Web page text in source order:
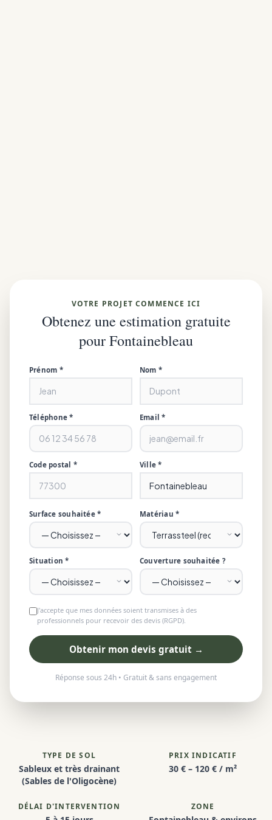
VOTRE PROJET COMMENCE ICI
Obtenez une estimation gratuite
pour Fontainebleau
Prénom * Nom *
Téléphone * Email *
Code postal * Ville *
Surface souhaitée * Matériau *
Situation * Couverture souhaitée ?
J'accepte que mes données soient transmises à des
professionnels pour recevoir des devis (RGPD).
Obtenir mon devis gratuit →
Réponse sous 24h • Gratuit & sans engagement
TYPE DE SOL
Sableux et très drainant
(Sables de l'Oligocène)
PRIX INDICATIF
30 € – 120 € / m²
DÉLAI D'INTERVENTION ZONE